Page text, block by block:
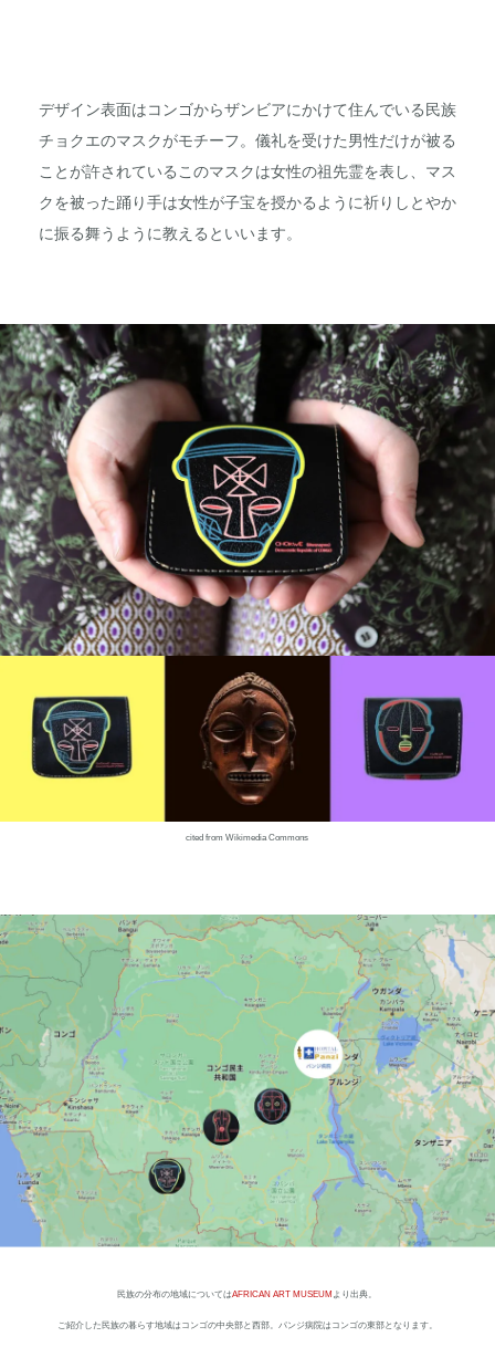
デザイン表面はコンゴからザンビアにかけて住んでいる民族
チョクエのマスクがモチーフ。儀礼を受けた男性だけが被る
ことが許されているこのマスクは女性の祖先霊を表し、マス
クを被った踊り手は女性が子宝を授かるように祈りしとやか
に振る舞うように教えるといいます。
cited from Wikimedia Commons
民族の分布の地域についてはAFRICAN ART MUSEUM より出典。
ご紹介した民族の暮らす地域はコンゴの中央部と西部。パンジ病院はコンゴの東部となります。